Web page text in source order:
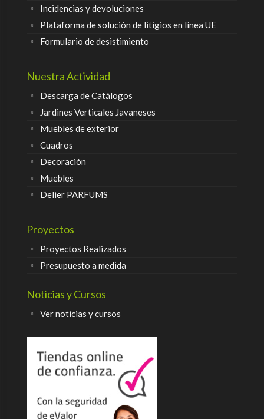
Incidencias y devoluciones
Plataforma de solución de litigios en línea UE
Formulario de desistimiento
Nuestra Actividad
Descarga de Catálogos
Jardines Verticales Javaneses
Muebles de exterior
Cuadros
Decoración
Muebles
Delier PARFUMS
Proyectos
Proyectos Realizados
Presupuesto a medida
Noticias y Cursos
Ver noticias y cursos